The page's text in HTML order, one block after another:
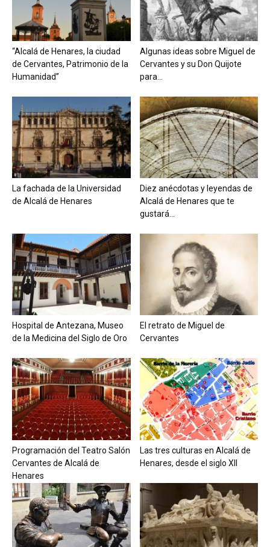
“Alcalá de Henares, la ciudad
de Cervantes, Patrimonio de la
Humanidad”
Algunas ideas sobre Miguel de
Cervantes y su Don Quijote
para...
La fachada de la Universidad
de Alcalá de Henares
Diez anécdotas y leyendas de
Alcalá de Henares que te
gustará...
Hospital de Antezana, Museo
de la Medicina del Siglo de Oro
El retrato de Miguel de
Cervantes
Programación del Teatro Salón
Cervantes de Alcalá de
Henares
Las tres culturas en Alcalá de
Henares, desde el siglo XII